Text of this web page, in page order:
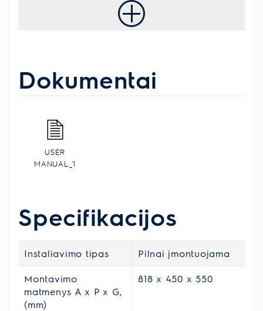
Dokumentai
USER
MANUAL_1
Specifikacijos
Instaliavimo tipas Pilnai įmontuojama
Montavimo
matmenys A x P x G,
(mm)
818 x 450 x 550